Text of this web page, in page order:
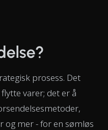
prosess. Det
varer; det er å
mer - for en sømløs